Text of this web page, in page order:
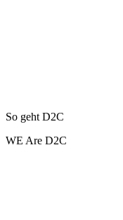
So geht D2C
WE Are D2C